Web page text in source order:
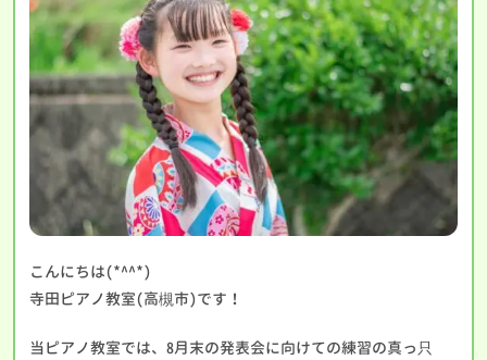
こんにちは(*^^*)
寺田ピアノ教室(高槻市)です！
当ピアノ教室では、8月末の発表会に向けての練習の真っ只